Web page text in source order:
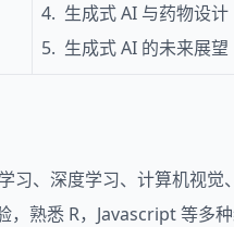
4. 生成式 AI 与药物设计
5. 生成式 AI 的未来展望
、深度学习、计算机视
熟悉 R，Javascript 等